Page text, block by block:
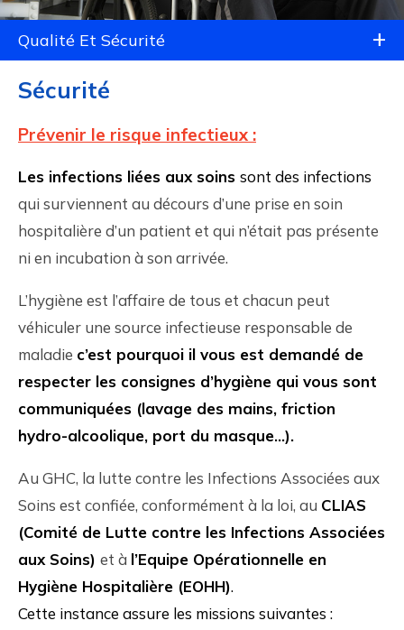
Qualité Et Sécurité
Sécurité
Prévenir le risque infectieux :
Les infections liées aux soins sont des infections
qui surviennent au décours d’une prise en soin
hospitalière d’un patient et qui n’était pas présente
ni en incubation à son arrivée.
L’hygiène est l’affaire de tous et chacun peut
véhiculer une source infectieuse responsable de
maladie c’est pourquoi il vous est demandé de
respecter les consignes d’hygiène qui vous sont
communiquées (lavage des mains, friction
hydro-alcoolique, port du masque…).
Au GHC, la lutte contre les Infections Associées aux
Soins est confiée, conformément à la loi, au CLIAS
(Comité de Lutte contre les Infections Associées
aux Soins) et à l’Equipe Opérationnelle en
Hygiène Hospitalière (EOHH).
Cette instance assure les missions suivantes :